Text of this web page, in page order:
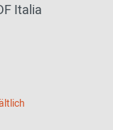
Italia